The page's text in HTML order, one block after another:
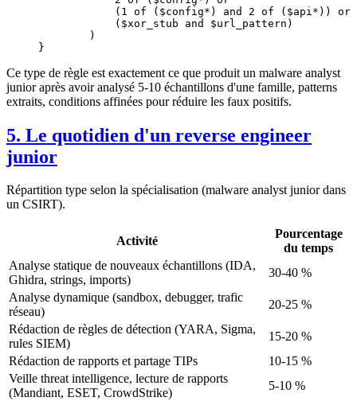
            (1 of ($config*) and 2 of ($api*)) or
            ($xor_stub and $url_pattern)
        )
}
Ce type de règle est exactement ce que produit un malware analyst
junior après avoir analysé 5-10 échantillons d'une famille, patterns
extraits, conditions affinées pour réduire les faux positifs.
5. Le quotidien d'un reverse engineer
junior
Répartition type selon la spécialisation (malware analyst junior dans
un CSIRT).
Activité
Pourcentage
du temps
Analyse statique de nouveaux échantillons (IDA,
Ghidra, strings, imports)
30-40 %
Analyse dynamique (sandbox, debugger, trafic
réseau)
20-25 %
Rédaction de règles de détection (YARA, Sigma,
rules SIEM)
15-20 %
Rédaction de rapports et partage TIPs
10-15 %
Veille threat intelligence, lecture de rapports
(Mandiant, ESET, CrowdStrike)
5-10 %